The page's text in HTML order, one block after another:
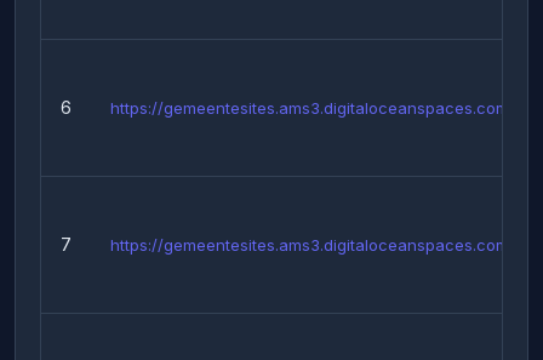
6 https://gemeentesites.ams3.digitaloceanspaces.com/...
7 https://gemeentesites.ams3.digitaloceanspaces.com/...